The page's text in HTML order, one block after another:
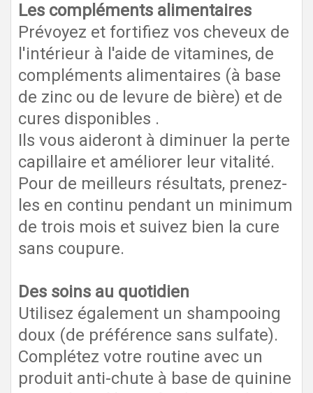
Les compléments alimentaires
Prévoyez et fortifiez vos cheveux de
l'intérieur à l'aide de vitamines, de
compléments alimentaires (à base
de zinc ou de levure de bière) et de
cures disponibles .
Ils vous aideront à diminuer la perte
capillaire et améliorer leur vitalité.
Pour de meilleurs résultats, prenez-
les en continu pendant un minimum
de trois mois et suivez bien la cure
sans coupure.
Des soins au quotidien
Utilisez également un shampooing
doux (de préférence sans sulfate).
Complétez votre routine avec un
produit anti-chute à base de quinine